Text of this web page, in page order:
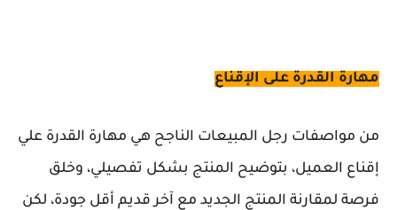
مهارة القدرة على الإقناع
من مواصفات رجل المبيعات الناجح هي مهارة القدرة علي
إقناع العميل، بتوضيح المنتج بشكل تفصيلي، وخلق
فرصة لمقارنة المنتج الجديد مع آخر قديم أقل جودة، لكن